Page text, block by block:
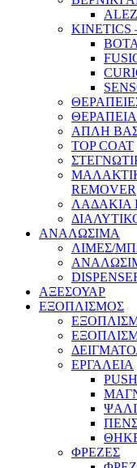
KINETICS
ΑΠΛΗ
TOP COAT
REMOVER
ΛΑΔΑΚΙΑ
ΑΝΑΛΩΣΙΜΑ
ΛΙΜΕΣ/
ΑΞΕΣΟΥΑΡ
ΕΞΟΠΛΙΣΜΟΣ
ΕΡΓΑΛΕΙΑ
ΦΡΕΖΕΣ